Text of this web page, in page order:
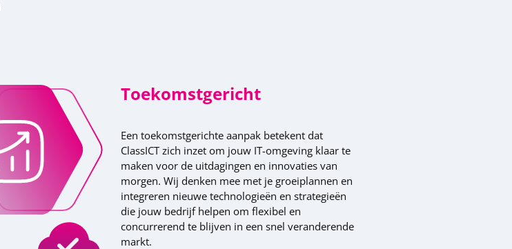
Toekomstgericht
Een toekomstgerichte aanpak betekent dat
ClassICT zich inzet om jouw IT-omgeving klaar te
maken voor de uitdagingen en innovaties van
morgen. Wij denken mee met je groeiplannen en
integreren nieuwe technologieën en strategieën
die jouw bedrijf helpen om flexibel en
concurrerend te blijven in een snel veranderende
markt.